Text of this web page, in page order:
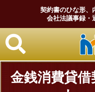
契約書のひな形、
会社法議事録・
金銭消費貸